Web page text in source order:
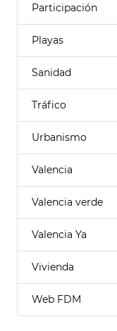
Participación
Playas
Sanidad
Tráfico
Urbanismo
Valencia
Valencia verde
Valencia Ya
Vivienda
Web FDM